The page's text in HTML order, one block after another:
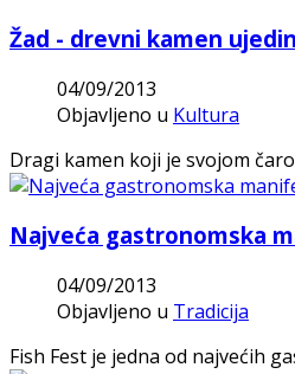
Žad - drevni kamen
04/09/2013
Objavljeno u Kultura
Dragi kamen koji je svojom
Najveća gastronomska
04/09/2013
Objavljeno u Tradicija
Fish Fest je jedna od najvećih